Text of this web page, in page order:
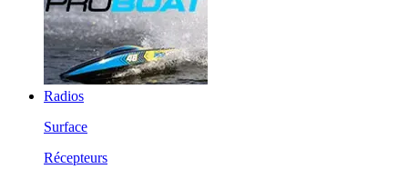
Radios
Surface
Récepteurs